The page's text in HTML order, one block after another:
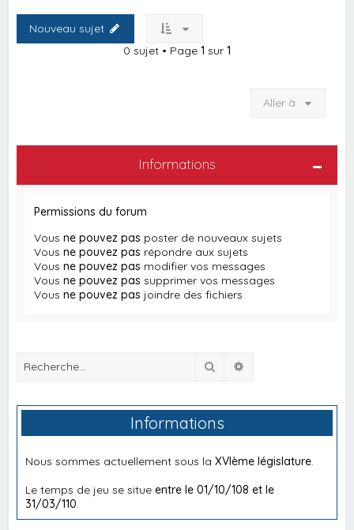
Nouveau sujet
0 sujet • Page 1 sur 1
Aller à
Informations
Permissions du forum
Vousne pouvez pas poster de nouveaux sujets
Vousne pouvez pas répondre aux sujets
Vousne pouvez pas modifier vos messages
Vousne pouvez pas supprimer vos messages
Vousne pouvez pas joindre des fichiers
Rechercher
Informations
Nous sommes actuellement sous laXVIème législature
Le temps de jeu se situeentre le 01/10/108 et le
31/03/110